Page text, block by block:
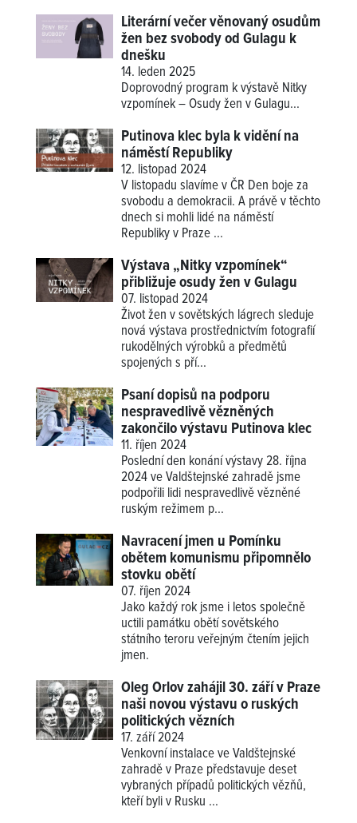
Literární večer věnovaný osudům
žen bez svobody od Gulagu k
dnešku
14. leden 2025
Doprovodný program k výstavě Nitky
vzpomínek – Osudy žen v Gulagu...
Putinova klec byla k vidění na
náměstí Republiky
12. listopad 2024
V listopadu slavíme v ČR Den boje za
svobodu a demokracii. A právě v těchto
dnech si mohli lidé na náměstí
Republiky v Praze ...
Výstava „Nitky vzpomínek“
přibližuje osudy žen v Gulagu
07. listopad 2024
Život žen v sovětských lágrech sleduje
nová výstava prostřednictvím fotografií
rukodělných výrobků a předmětů
spojených s pří...
Psaní dopisů na podporu
nespravedlivě vězněných
zakončilo výstavu Putinova klec
11. říjen 2024
Poslední den konání výstavy 28. října
2024 ve Valdštejnské zahradě jsme
podpořili lidi nespravedlivě vězněné
ruským režimem p...
Navracení jmen u Pomínku
obětem komunismu připomnělo
stovku obětí
07. říjen 2024
Jako každý rok jsme i letos společně
uctili památku obětí sovětského
státního teroru veřejným čtením jejich
jmen.
Oleg Orlov zahájil 30. září v Praze
naši novou výstavu o ruských
politických vězních
17. září 2024
Venkovní instalace ve Valdštejnské
zahradě v Praze představuje deset
vybraných případů politických vězňů,
kteří byli v Rusku ...